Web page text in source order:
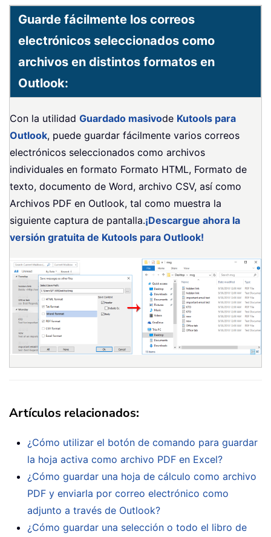
Guarde fácilmente los correos
electrónicos seleccionados como
archivos en distintos formatos en
Outlook:
Con la utilidad Guardado masivode Kutools para
Outlook, puede guardar fácilmente varios correos
electrónicos seleccionados como archivos
individuales en formato Formato HTML, Formato de
texto, documento de Word, archivo CSV, así como
Archivos PDF en Outlook, tal como muestra la
siguiente captura de pantalla.¡Descargue ahora la
versión gratuita de Kutools para Outlook!
Artículos relacionados:
¿Cómo utilizar el botón de comando para guardar
la hoja activa como archivo PDF en Excel?
¿Cómo guardar una hoja de cálculo como archivo
PDF y enviarla por correo electrónico como
adjunto a través de Outlook?
¿Cómo guardar una selección o todo el libro de